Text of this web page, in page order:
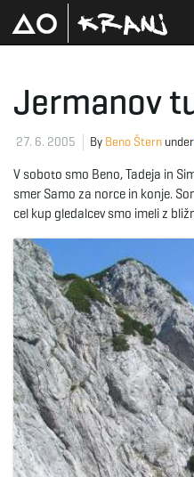
Jermanov
27. 6. 2005 By Beno Štern under
V soboto smo Beno, Tadeja in
smer Samo za norce in konje.
cel kup gledalcev smo imeli z